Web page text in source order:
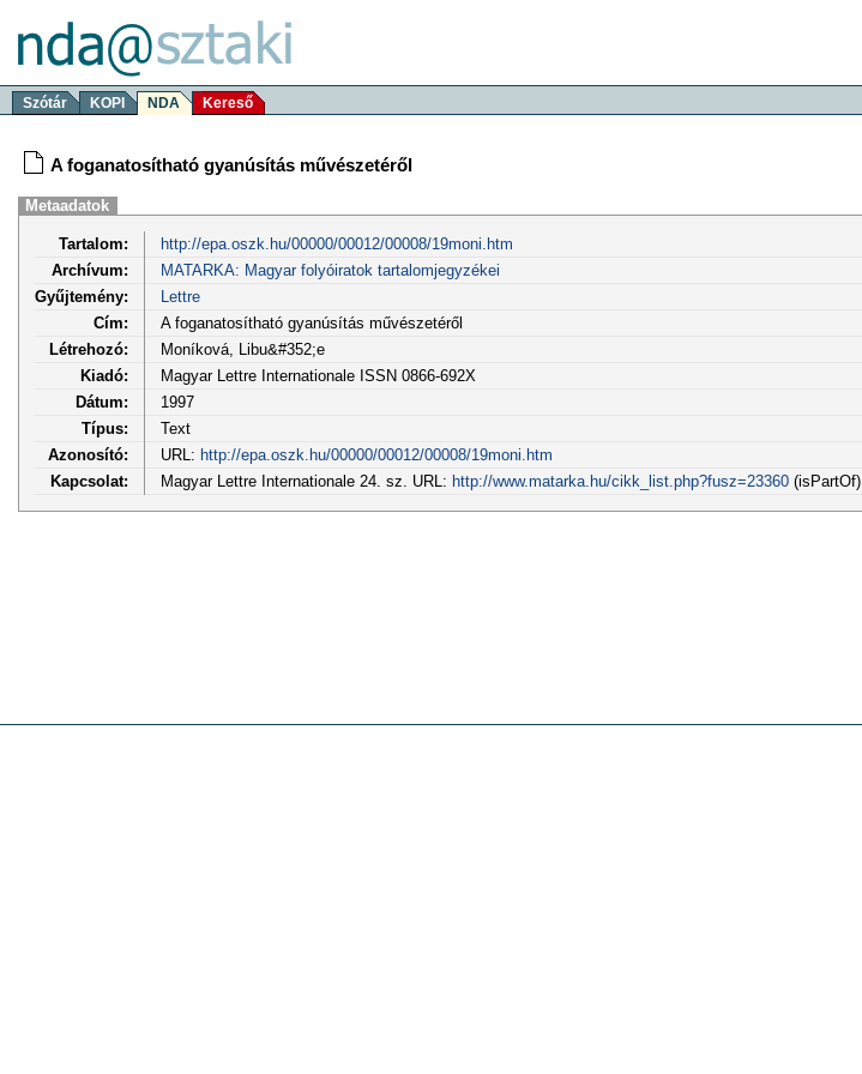
Szótár KOPI NDA Kereső
A foganatosítható gyanúsítás művészetéről
Metaadatok
Tartalom:
http://epa.oszk.hu/00000/00012/00008/19moni.htm
Archívum:
MATARKA: Magyar folyóiratok tartalomjegyzékei
Gyűjtemény:
Lettre
Cím:
A foganatosítható gyanúsítás művészetéről
Létrehozó:
Moníková, Libu&#352;e
Kiadó:
Magyar Lettre Internationale ISSN 0866-692X
Dátum:
1997
Típus:
Text
Azonosító:
URL: http://epa.oszk.hu/00000/00012/00008/19moni.htm
Kapcsolat:
Magyar Lettre Internationale 24. sz. URL: http://www.matarka.hu/cikk_list.php?fusz=23360(isPartOf)